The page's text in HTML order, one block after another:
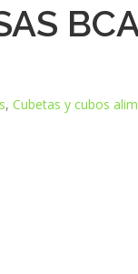
,Cubetas y cubos